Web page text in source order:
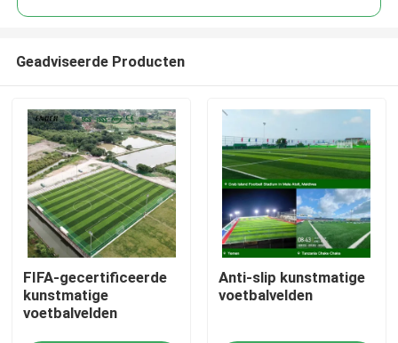
Geadviseerde Producten
FIFA-gecertificeerde
kunstmatige
voetbalvelden
Anti-slip kunstmatige
voetbalvelden